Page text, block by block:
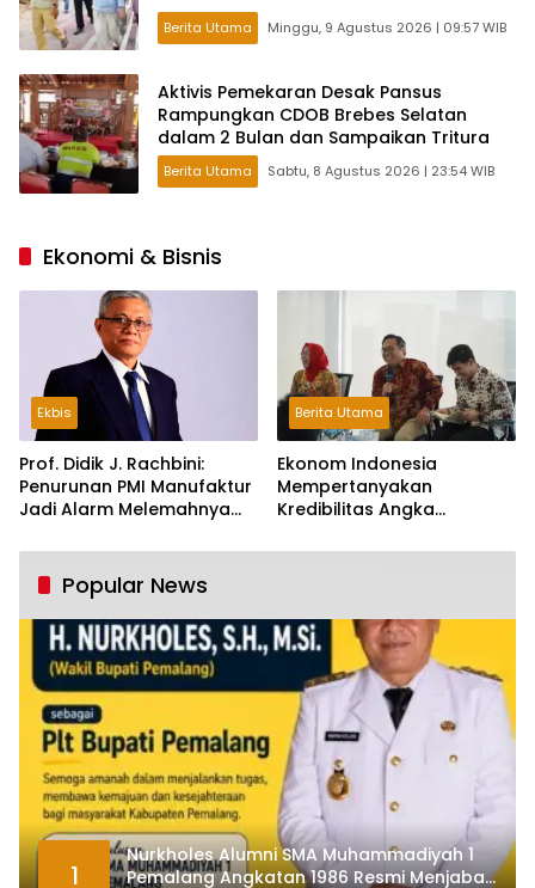
Berita Utama Minggu, 9 Agustus 2026 | 09:57 WIB
Aktivis Pemekaran Desak Pansus
Rampungkan CDOB Brebes Selatan
dalam 2 Bulan dan Sampaikan Tritura
Berita Utama Sabtu, 8 Agustus 2026 | 23:54 WIB
Ekonomi & Bisnis
Ekbis
Prof. Didik J. Rachbini:
Penurunan PMI Manufaktur
Jadi Alarm Melemahnya
Berita Utama
Ekonom Indonesia
Mempertanyakan
Kredibilitas Angka
Tumbuh Tapi Rapuh
Popular News
1
Nurkholes Alumni SMA Muhammadiyah 1
Pemalang Angkatan 1986 Resmi Menjabat